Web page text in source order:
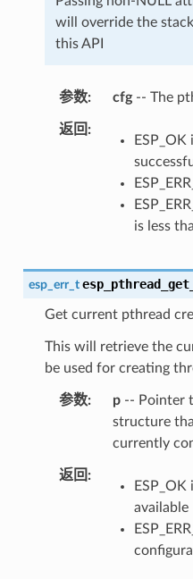
will override the
this API
参数 cfg-- The
返回
is less
esp_err_t
Get current pthread
This will retrieve the
be used for creating
参数 p-- Pointer
structure
currently
返回
available